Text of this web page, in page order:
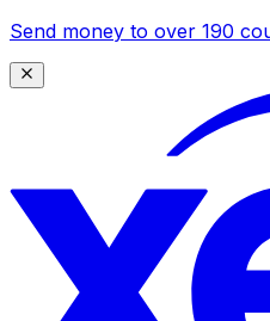
Send money to over 190